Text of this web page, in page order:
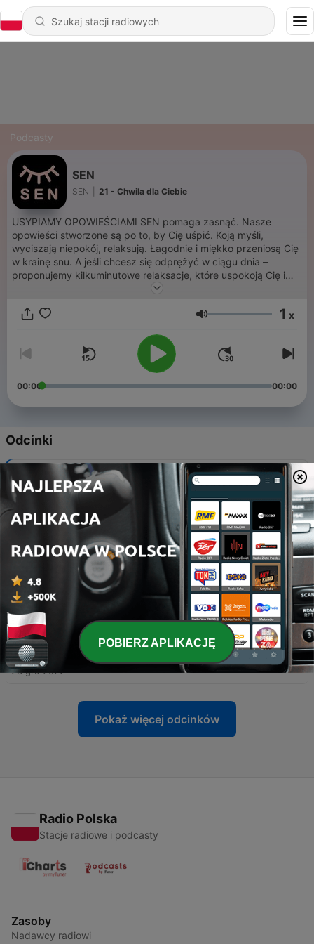
Podcasty
SEN
SEN 21 - Chwila dla Ciebie
USYPIAMY OPOWIEŚCIAMI SEN pomaga zasnąć. Nasze
opowieści stworzone są po to, by Cię uśpić. Koją myśli,
wyciszają niepokój, relaksują. Łagodnie i miękko przeniosą Cię
w krainę snu. A jeśli chcesz się odprężyć w ciągu dnia –
proponujemy kilkuminutowe relaksacje, które uspokoją Cię i
mogli pisać kolejne opowieści i relaksacje, nagrywać je w
tworzyć oryginale ilustracje, zapraszać do współpracy nowych
lektorów. A Ty zawsze będziesz mieć dostęp do niezwykłych,
odprężających opowieści i relaksacji.
Głośność 1 x
00:00 00:00
Odcinki
Chwila dla Ciebie
18 kwi 2023
20 - Był sobie fiord
Słuchanie ciszy
23 sty 2023
03 sty 2023
17 - Strumień górski. Svanhågna, Szwecja
28 gru 2022
Pokaż więcej odcinków
Radio Polska
Stacje radiowe i podcasty
Zasoby
Nadawcy radiowi
POBIERZ APLIKACJĘ